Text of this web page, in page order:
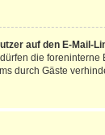
auf den E-Mail-
die
durch Gäste